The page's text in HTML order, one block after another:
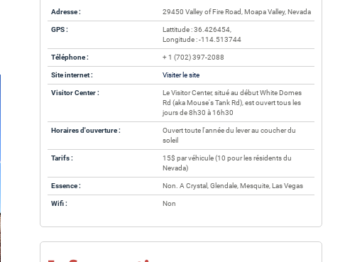
Adresse : 29450 Valley of Fire Road, Moapa Valley, Nevada
GPS :
Lattitude : 36.426454,
Longitude : -114.513744
Téléphone : + 1 (702) 397-2088
Site internet : Visiter le site
Visitor Center :
Le Visitor Center, situé au début White Domes
Rd (aka Mouse's Tank Rd), est ouvert tous les
jours de 8h30 à 16h30
Horaires d'ouverture :
Ouvert toute l'année du lever au coucher du
soleil
Tarifs :
15$ par véhicule (10 pour les résidents du
Nevada)
Essence : Non. A Crystal, Glendale, Mesquite, Las Vegas
Wifi : Non